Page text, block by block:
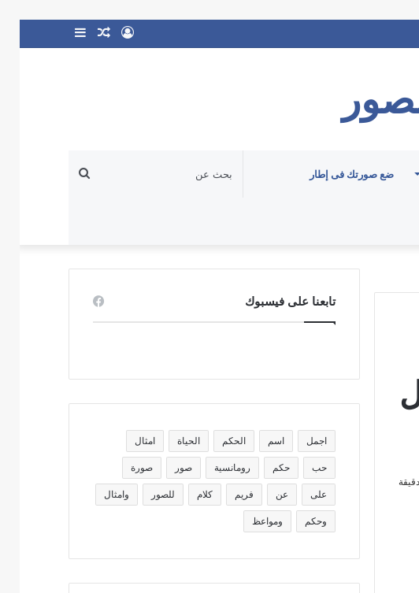
إضافةمقالتسجيل
ضع صورتك فى إطار بحث
تابعنا على فيسبوك
اجمل اسم الحكم الحياة امثال
حب حكم رومانسية صور صورة
على عن فريم كلام للصور وامثال
وحكم ومواعظ